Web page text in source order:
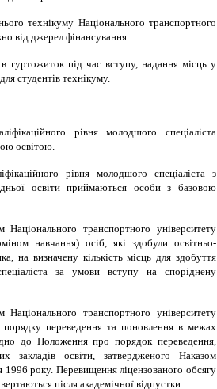
технікуму Національного транспортного
від джерел фінансування.
гуртожиток під час вступу, надання місць у
студентів технікуму.
рівня молодшого спеціаліста
освітою.
рівня молодшого спеціаліста з
освіти приймаються особи з базовою
транспортного університету
навчання) осіб, які здобули освітньо-
на визначену кількість місць для здобуття
за умови вступу на споріднену
транспортного університету
переведення та поновлення в межах
до Положення про порядок переведення,
закладів освіти, затвердженого Наказом
року. Перевищення ліцензованого обсягу
після академічної відпустки.